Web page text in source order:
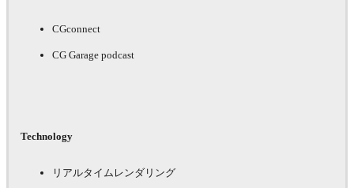
CGconnect
CG Garage podcast
Technology
リアルタイムレンダリング